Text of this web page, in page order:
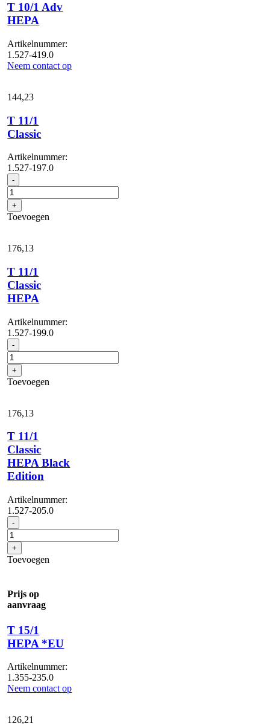
T 10/1 Adv
HEPA
Artikelnummer:
1.527-419.0
Neem contact op
144,23
T 11/1
Classic
Artikelnummer:
1.527-197.0
- T
11/1
Classic
aantal
+
Toevoegen
176,13
T 11/1
Classic
HEPA
Artikelnummer:
1.527-199.0
- T
11/1
Classic
HEPA
aantal
+
Toevoegen
176,13
T 11/1
Classic
HEPA Black
Edition
Artikelnummer:
1.527-205.0
- T
11/1
Classic
HEPA
Black
+
Toevoegen
Prijs op
aanvraag
T 15/1
HEPA *EU
Artikelnummer:
1.355-235.0
Neem contact op
126,21